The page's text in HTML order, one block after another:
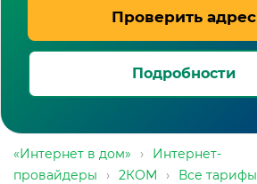
Проверить адрес
Подробности
«Интернет в дом» ›
Интернет-
провайдеры
› 2КОМ › Все тарифы